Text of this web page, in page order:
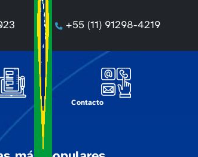
+55 (11) 91298-4219
Contacto